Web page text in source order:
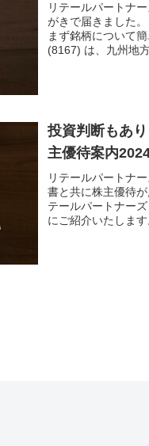
リテールパートナ
がきで届きました
まず銘柄について
(8167) は、九州地
投資判断もあ
主優待案内
リテールパートナ
書と共に株主優待
テールパートナー
にご紹介いたします